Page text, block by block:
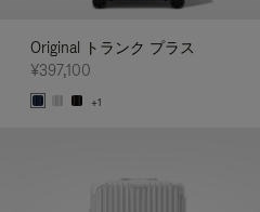
Original トランク プラス
¥397,100
+1